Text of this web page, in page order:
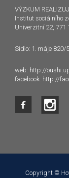
VÝZKUM
Institut sociálního
Univerzitní 22, 771
Sídlo: 1. máje 820/
web: http://
facebook: http://
Copyright ©